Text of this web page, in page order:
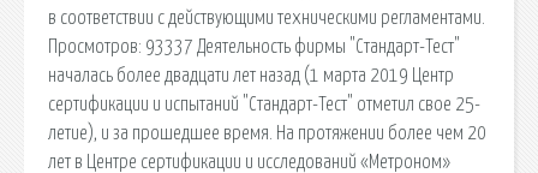
в соответствии с действующими техническими регламентами.
Просмотров: 93337 Деятельность фирмы "Стандарт-Тест"
началась более двадцати лет назад (1 марта 2019 Центр
сертификации и испытаний "Стандарт-Тест" отметил свое 25-
летие), и за прошедшее время. На протяжении более чем 20
лет в Центре сертификации и исследований «Метроном»